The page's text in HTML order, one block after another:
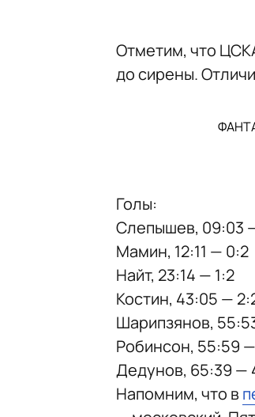
Отметим, что
до сирены.
Голы:
Слепышев, 09:03
Мамин, 12:11 — 0:2
Найт, 23:14 — 1:2
Костин, 43:05 —
Шарипзянов,
Робинсон, 55:59
Дедунов, 65:39 —
Напомним, что в